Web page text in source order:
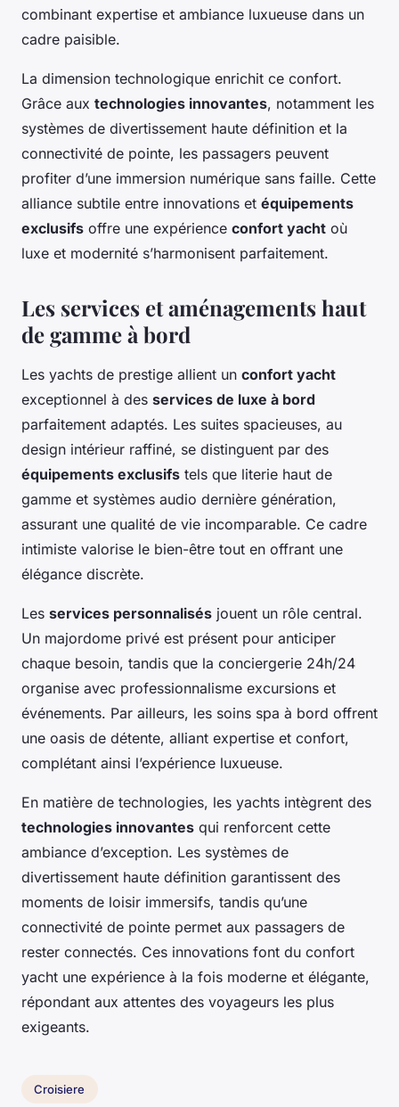
combinant expertise et ambiance luxueuse dans un
cadre paisible.
La dimension technologique enrichit ce confort.
Grâce aux technologies innovantes, notamment les
systèmes de divertissement haute définition et la
connectivité de pointe, les passagers peuvent
profiter d’une immersion numérique sans faille. Cette
alliance subtile entre innovations et équipements
exclusifs offre une expérience confort yacht où
luxe et modernité s’harmonisent parfaitement.
Les services et aménagements haut
de gamme à bord
Les yachts de prestige allient un confort yacht
exceptionnel à des services de luxe à bord
parfaitement adaptés. Les suites spacieuses, au
design intérieur raffiné, se distinguent par des
équipements exclusifs tels que literie haut de
gamme et systèmes audio dernière génération,
assurant une qualité de vie incomparable. Ce cadre
intimiste valorise le bien-être tout en offrant une
élégance discrète.
Les services personnalisés jouent un rôle central.
Un majordome privé est présent pour anticiper
chaque besoin, tandis que la conciergerie 24h/24
organise avec professionnalisme excursions et
événements. Par ailleurs, les soins spa à bord offrent
une oasis de détente, alliant expertise et confort,
complétant ainsi l’expérience luxueuse.
En matière de technologies, les yachts intègrent des
technologies innovantes qui renforcent cette
ambiance d’exception. Les systèmes de
divertissement haute définition garantissent des
moments de loisir immersifs, tandis qu’une
connectivité de pointe permet aux passagers de
rester connectés. Ces innovations font du confort
yacht une expérience à la fois moderne et élégante,
répondant aux attentes des voyageurs les plus
exigeants.
Croisiere